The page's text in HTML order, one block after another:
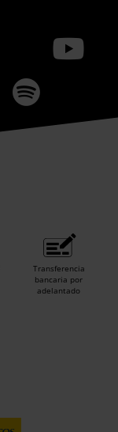
Transferencia
bancaria por
adelantado